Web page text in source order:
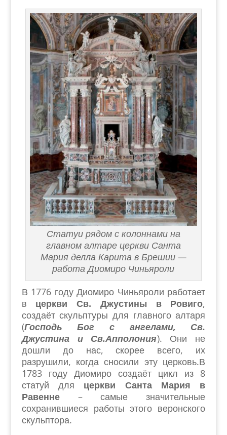
Статуи рядом с колоннами на
главном алтаре церкви Санта
Мария делла Карита в Брешии —
работа Диомиро Чиньяроли
В 1776 году Диомиро Чиньяроли работает
в церкви Св. Джустины в Ровиго,
создаёт скульптуры для главного алтаря
(Господь Бог с ангелами, Св.
Джустина и Св.Апполония). Они не
дошли до нас, скорее всего, их
разрушили, когда сносили эту церковь.В
1783 году Диомиро создаёт цикл из 8
статуй для церкви Санта Мария в
Равенне– самые значительные
сохранившиеся работы этого веронского
скульптора.